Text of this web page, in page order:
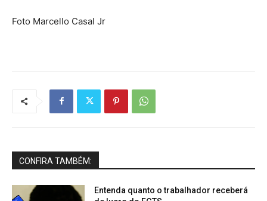
Foto Marcello Casal Jr
CONFIRA TAMBÉM:
Entenda quanto o trabalhador receberá